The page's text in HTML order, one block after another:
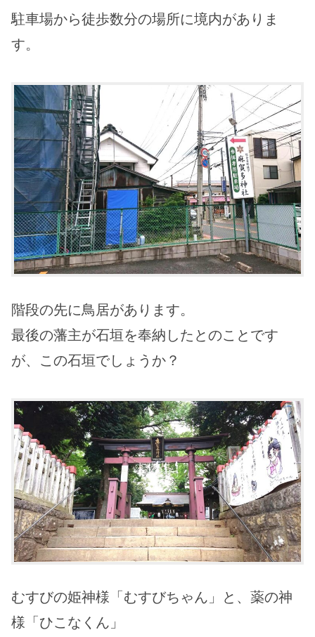
駐車場から徒歩数分の場所に境内がありま
す。
階段の先に鳥居があります。
最後の藩主が石垣を奉納したとのことです
が、この石垣でしょうか？
むすびの姫神様「むすびちゃん」と、薬の神
様「ひこなくん」